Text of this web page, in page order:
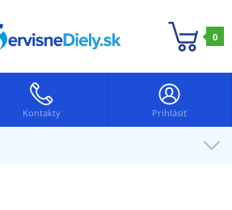
0
Kontakty Prihlásiť